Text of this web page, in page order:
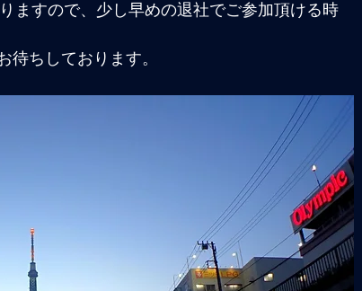
ますので、少し早めの退社でご参加頂ける時
待ちしております。